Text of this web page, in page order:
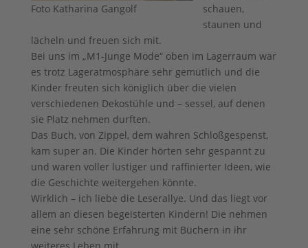
Foto Katharina Gangolf
schauen,
staunen und
lächeln und freuen sich mit.
Bei uns im „M1-Junge Mode“ oben im Lagerraum war
es trotz Lageratmosphäre sehr gemütlich und die
Kinder freuten sich königlich über die vielen
verschiedenen Dekostühle und – sessel, auf denen
sie Platz nehmen durften.
Das Buch, von Zippel, dem wahren Schloßgespenst,
kam super an. Die Kinder hörten sehr gespannt zu
und waren voller lustiger und raffinierter Ideen, wie
die Geschichte weitergehen könnte.
Wirklich – ich liebe die Leserallye. Und das liegt vor
allem an diesen begeisterten Kindern! Die nehmen
eine sehr schöne Erfahrung mit Büchern in ihr